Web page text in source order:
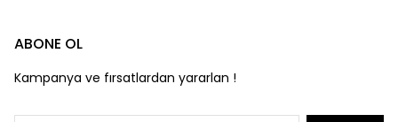
ABONE OL
Kampanya ve fırsatlardan yararlan !